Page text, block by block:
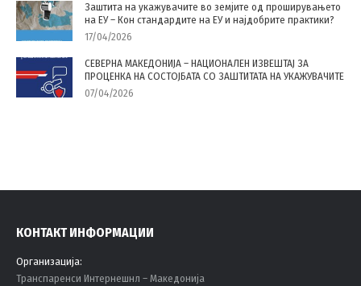
Заштита на укажувачите во земјите од проширувањето
на ЕУ – Кон стандардите на ЕУ и најдобрите практики?
17/04/2026
СЕВЕРНА МАКЕДОНИЈА – НАЦИОНАЛЕН ИЗВЕШТАЈ ЗА
ПРОЦЕНКА НА СОСТОЈБАТА СО ЗАШТИТАТА НА УКАЖУВАЧИТЕ
07/04/2026
КОНТАКТ ИНФОРМАЦИИ
Организација:
Tранспаренси Интернешнл – Македонија